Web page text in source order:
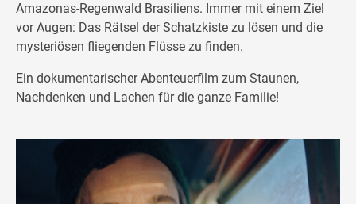
Amazonas-Regenwald Brasiliens. Immer mit einem Ziel
vor Augen: Das Rätsel der Schatzkiste zu lösen und die
mysteriösen fliegenden Flüsse zu finden.
Ein dokumentarischer Abenteuerfilm zum Staunen,
Nachdenken und Lachen für die ganze Familie!